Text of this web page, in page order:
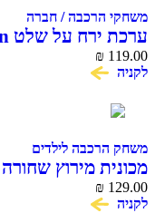
משחקי הרכבה / חברה
ערכת ירח על שלט My Very Own Moon
₪ 119.00
לקניה
משחק הרכבה לילדים
COME ALIVE
₪ 129.00
לקניה